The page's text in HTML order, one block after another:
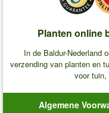
Planten online
In de Baldur-Nederland
verzending van planten en
voor tuin,
Algemene